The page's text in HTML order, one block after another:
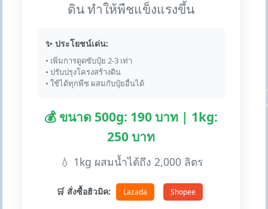
ดิน ทำให้พืชแข็งแรงขึ้น
✨ ประโยชน์เด่น:
• เพิ่มการดูดซับปุ๋ย 2-3 เท่า
• ปรับปรุงโครงสร้างดิน
• ใช้ได้ทุกพืช ผสมกับปุ๋ยอื่นได้
💰 ขนาด 500g: 190 บาท | 1kg:
250 บาท
💧 1kg ผสมน้ำได้ถึง 2,000 ลิตร
🛒 สั่งซื้อฮิวมิค: Lazada Shopee